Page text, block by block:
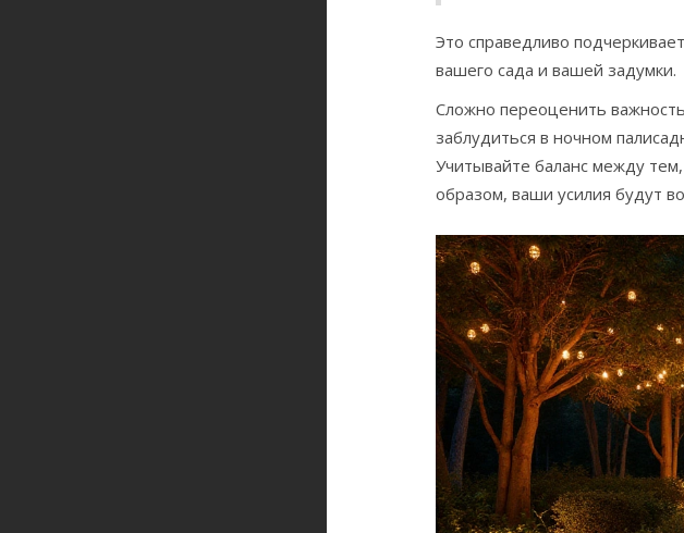
Это справедливо
вашего сада и вашей задумки.
Сложно переоценить
заблудиться в ночном
Учитывайте баланс между
образом, ваши усилия будут